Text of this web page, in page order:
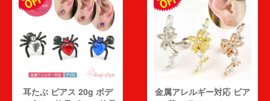
耳たぶ ピアス 20g ボデ
金属アレルギー対応 ピア